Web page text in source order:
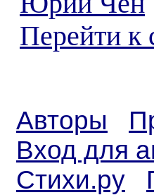
Перейти к
Авторы
Вход для
Стихи.ру